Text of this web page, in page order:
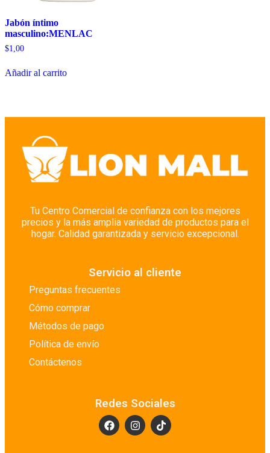
Jabón íntimo
masculino:MENLAC
$1,00
Añadir al carrito
Tu Centro Comercial de confianza con los mejores
precios y la más amplia variedad de productos para el
hogar. Calidad garantizada y servicio excepcional.
Servicio al cliente
Preguntas frecuentes
Cómo comprar
Métodos de pago
Política de envío
Contáctenos
Redes Sociales